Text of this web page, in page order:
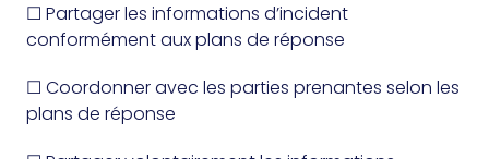
☐ Partager les informations d’incident
conformément aux plans de réponse
☐ Coordonner avec les parties prenantes selon les
plans de réponse